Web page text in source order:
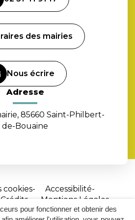
pour fonctionner et obtenir des
compte
des mairies
Nous écrire
Adresse
85660 Saint-Philbert-
de-Bouaine
cookies
Accessibilité
Crédits
Mentions Légales
Site